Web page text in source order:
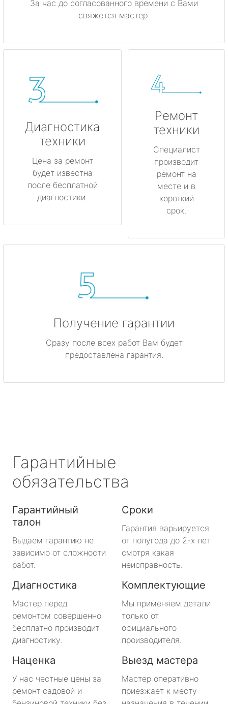
За час до согласованного времени с Вами
свяжется мастер.
Диагностика
техники
Цена за ремонт
будет известна
после бесплатной
диагностики.
Ремонт
техники
Специалист
производит
ремонт на
месте и в
короткий
срок.
Получение гарантии
Сразу после всех работ Вам будет
предоставлена гарантия.
Гарантийные
обязательства
Гарантийный
талон
Выдаем гарантию не
зависимо от сложности
работ.
Сроки
Гарантия варьируется
от полугода до 2-х лет
смотря какая
неисправность.
Диагностика
Мастер перед
ремонтом совершенно
бесплатно производит
диагностику.
Комплектующие
Мы применяем детали
только от
официального
производителя.
Наценка
У нас честные цены за
ремонт садовой и
Выезд мастера
Мастер оперативно
приезжает к месту